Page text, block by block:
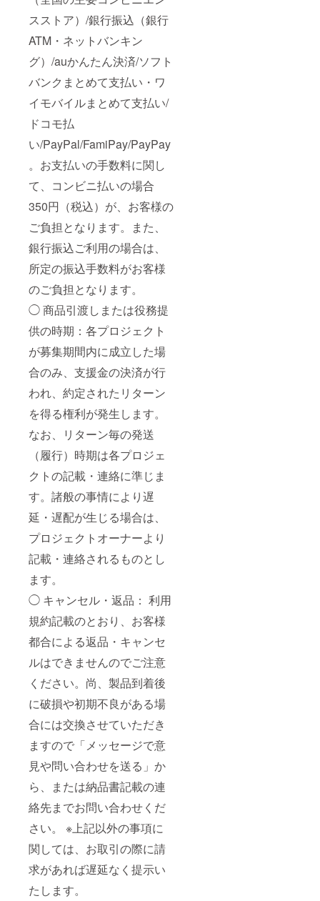
スストア）/銀行振込（銀行
ATM・ネットバンキン
グ）/auかんたん決済/ソフト
バンクまとめて支払い・ワ
イモバイルまとめて支払い/
ドコモ払
い/PayPal/FamiPay/PayPay
。お支払いの手数料に関し
て、コンビニ払いの場合
350円（税込）が、お客様の
ご負担となります。また、
銀行振込ご利用の場合は、
所定の振込手数料がお客様
のご負担となります。
◯ 商品引渡しまたは役務提
供の時期：各プロジェクト
が募集期間内に成立した場
合のみ、支援金の決済が行
われ、約定されたリターン
を得る権利が発生します。
なお、リターン毎の発送
（履行）時期は各プロジェ
クトの記載・連絡に準じま
す。諸般の事情により遅
延・遅配が生じる場合は、
プロジェクトオーナーより
記載・連絡されるものとし
ます。
◯ キャンセル・返品： 利用
規約記載のとおり、お客様
都合による返品・キャンセ
ルはできませんのでご注意
ください。尚、製品到着後
に破損や初期不良がある場
合には交換させていただき
ますので「メッセージで意
見や問い合わせを送る」か
ら、または納品書記載の連
絡先までお問い合わせくだ
さい。 ※上記以外の事項に
関しては、お取引の際に請
求があれば遅延なく提示い
たします。